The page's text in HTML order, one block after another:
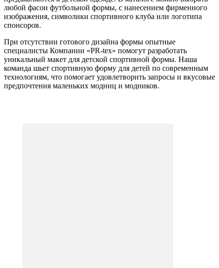
любой фасон футбольной формы, с нанесением фирменного
изображения, символики спортивного клуба или логотипа
спонсоров.
При отсутствии готового дизайна формы опытные
специалисты Компании «PR-tex» помогут разработать
уникальный макет для детской спортивной формы. Наша
команда шьет спортивную форму для детей по современным
технологиям, что помогает удовлетворить запросы и вкусовые
предпочтения маленьких модниц и модников.